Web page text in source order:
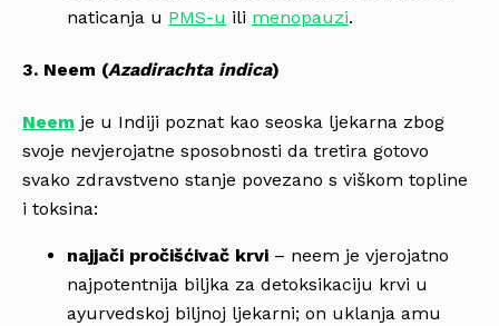
naticanja u PMS-u ili menopauzi.
3. Neem (Azadirachta indica)
Neem je u Indiji poznat kao seoska ljekarna zbog
svoje nevjerojatne sposobnosti da tretira gotovo
svako zdravstveno stanje povezano s viškom topline
i toksina:
najjači pročišćivač krvi – neem je vjerojatno
najpotentnija biljka za detoksikaciju krvi u
ayurvedskoj biljnoj ljekarni; on uklanja amu